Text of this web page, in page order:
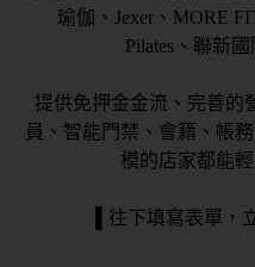
瑜伽、Jexer、MORE
Pilates、聯新
提供免押金金流、完善的
員、智能門禁、會籍、帳
模的店家都能
▌往下填寫表單，